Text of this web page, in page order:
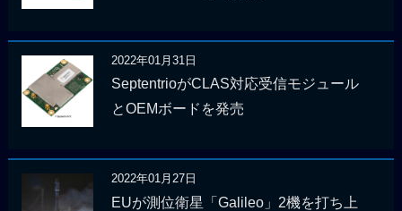
2022年01月31日
SeptentrioがCLAS対応受信モジュール
とOEMボードを発売
2022年01月27日
EUが測位衛星「Galileo」2機を打ち上